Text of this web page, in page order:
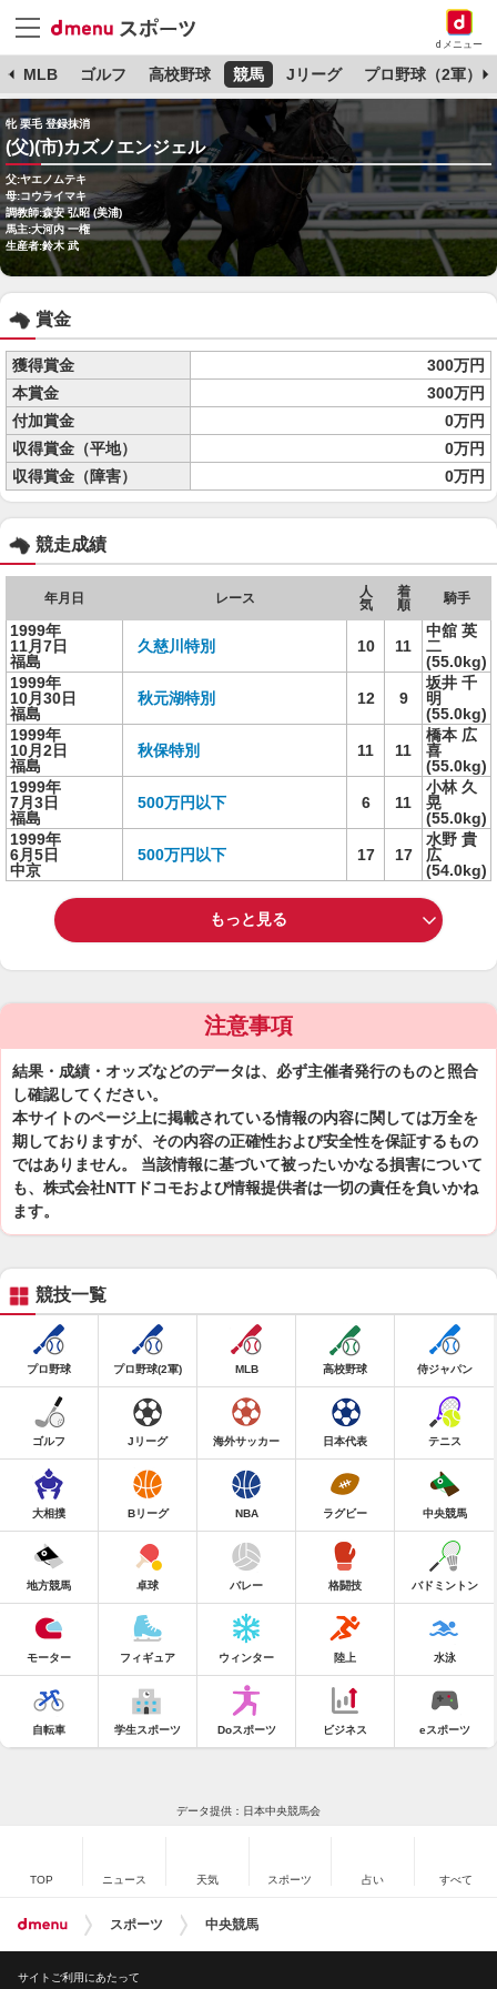
dメニュー
MLB ゴルフ 高校野球 競馬 Jリーグ プロ野球（2軍）
牝 栗毛 登録抹消
(父)(市)カズノエンジェル
父:ヤエノムテキ
母:コウライマキ
調教師:森安 弘昭 (美浦)
馬主:大河内 一権
生産者:鈴木 武
賞金
獲得賞金
300万円
本賞金
300万円
付加賞金
0万円
収得賞金（平地）
0万円
収得賞金（障害）
0万円
競走成績
年月日 レース
人
気
着
順
騎手
1999年
11月7日
福島
久慈川特別 10 11
中舘 英
二
(55.0kg)
1999年
10月30日
福島
秋元湖特別 12 9
坂井 千
明
(55.0kg)
1999年
10月2日
福島
秋保特別 11 11
橋本 広
喜
(55.0kg)
1999年
7月3日
福島
500万円以下 6 11
小林 久
晃
(55.0kg)
1999年
6月5日
中京
500万円以下 17 17
水野 貴
広
(54.0kg)
もっと見る
注意事項
結果・成績・オッズなどのデータは、必ず主催者発行のものと照合
し確認してください。
本サイトのページ上に掲載されている情報の内容に関しては万全を
期しておりますが、その内容の正確性および安全性を保証するもの
ではありません。 当該情報に基づいて被ったいかなる損害について
も、株式会社NTTドコモおよび情報提供者は一切の責任を負いかね
ます。
競技一覧
プロ野球 プロ野球(2軍) MLB 高校野球 侍ジャパン
ゴルフ Jリーグ 海外サッカー 日本代表 テニス
大相撲 Bリーグ NBA ラグビー 中央競馬
地方競馬 卓球 バレー 格闘技 バドミントン
モーター フィギュア ウィンター 陸上 水泳
自転車 学生スポーツ Doスポーツ ビジネス eスポーツ
データ提供：日本中央競馬会
TOP ニュース 天気 スポーツ 占い すべて
スポーツ 中央競馬
サイトご利用にあたって